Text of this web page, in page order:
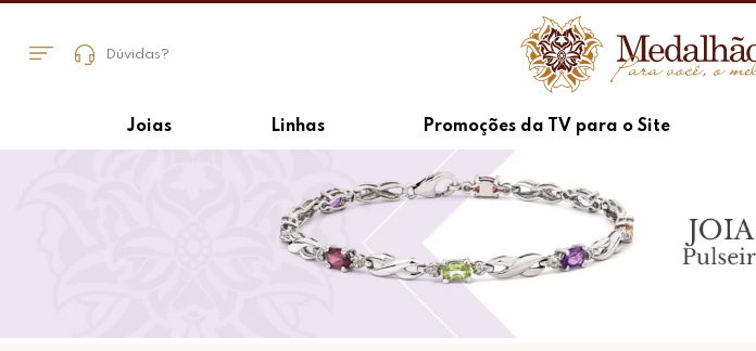
Dúvidas?
Joias Linhas Promoções da TV para o Site